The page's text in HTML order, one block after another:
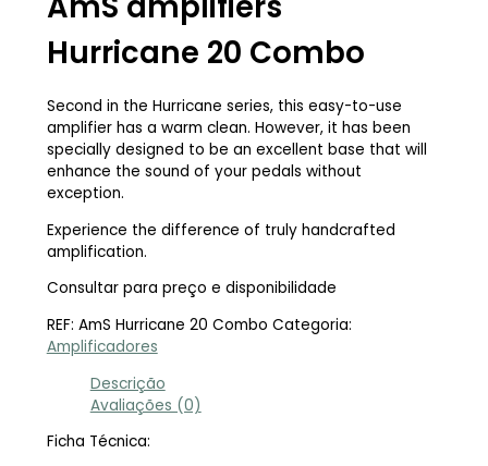
Hurricane 20 Combo
Second in the Hurricane series, this easy-to-use
amplifier has a warm clean. However, it has been
specially designed to be an excellent base that will
enhance the sound of your pedals without
exception.
Experience the difference of truly handcrafted
amplification.
Consultar para preço e disponibilidade
REF: AmS Hurricane 20 Combo Categoria:
Amplificadores
Descrição
Avaliações (0)
Ficha Técnica: